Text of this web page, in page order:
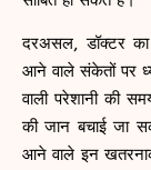
दरअसल, डॉक्टर
आने वाले संकेतों पर
वाली परेशानी की
की जान बचाई जा
आने वाले इन